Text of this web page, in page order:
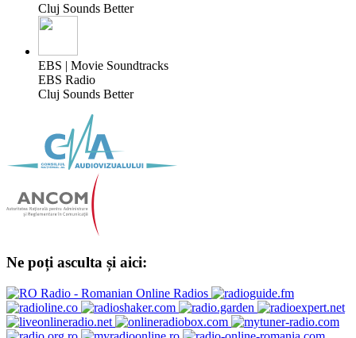
Cluj Sounds Better
EBS | Movie Soundtracks
EBS Radio
Cluj Sounds Better
Ne poți asculta și aici: